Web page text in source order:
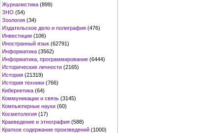
Журналистика (899)
ЗНО (54)
Зоология (34)
Издательское дело и полиграфия (476)
Инвестиции (106)
Иностранный язык (62791)
Информатика (3562)
Информатика, программирование (6444)
Исторические личности (2165)
История (21319)
История техники (766)
Кибернетика (64)
Коммуникации и связь (3145)
Компьютерные науки (60)
Косметология (17)
Краеведение и этнография (588)
Краткое содержание произведений (1000)